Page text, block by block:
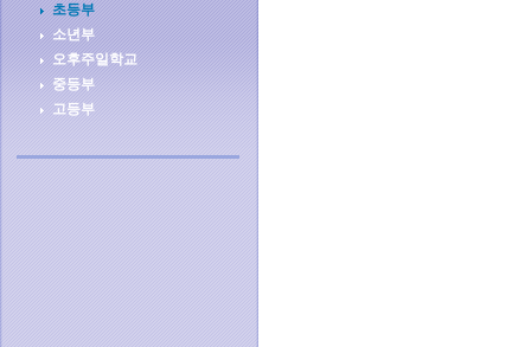
초등부
소년부
오후주일학교
중등부
고등부